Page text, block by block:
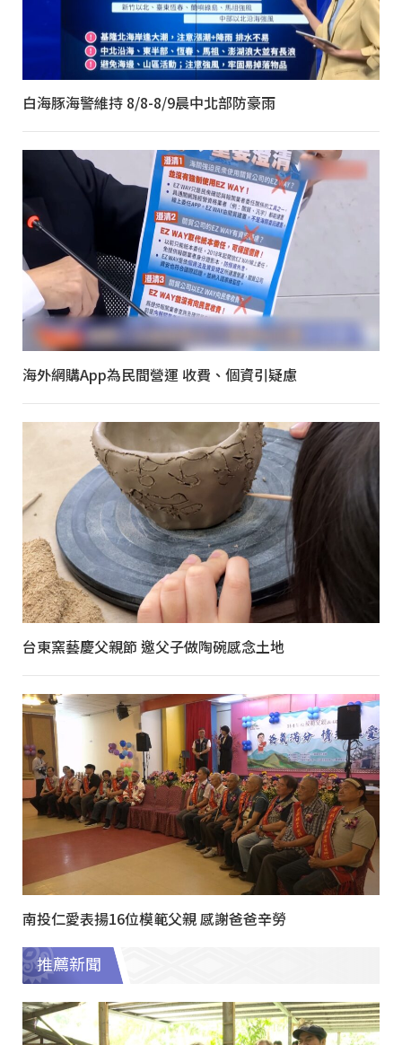
白海豚海警維持 8/8-8/9晨中北部防豪雨
海外網購App為民間營運 收費、個資引疑慮
台東窯藝慶父親節 邀父子做陶碗感念土地
南投仁愛表揚16位模範父親 感謝爸爸辛勞
推薦新聞